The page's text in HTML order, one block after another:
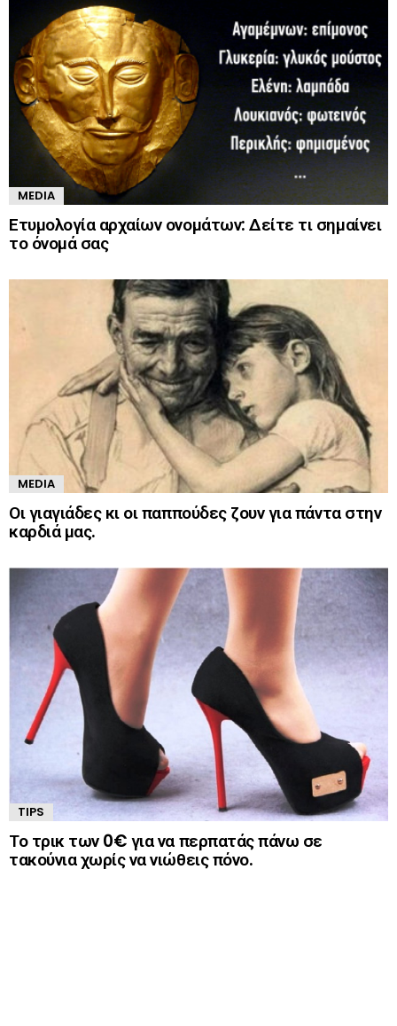
MEDIA
Ετυμολογία αρχαίων ονομάτων: Δείτε τι σημαίνει
το όνομά σας
MEDIA
Οι γιαγιάδες κι οι παππούδες ζουν για πάντα στην
καρδιά μας.
TIPS
Το τρικ των 0€ για να περπατάς πάνω σε
τακούνια χωρίς να νιώθεις πόνο.